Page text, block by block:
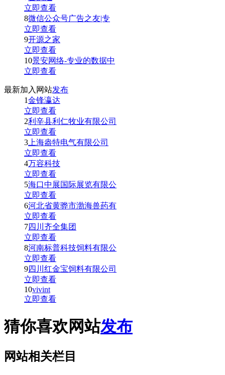
立即查看
8微信公众号广告之友|专
立即查看
9开源之家
立即查看
10景安网络-专业的数据中
立即查看
最新加入网站发布
1金锋瀛达
立即查看
2利辛县利仁牧业有限公司
立即查看
3 上海盎特电气有限公司
立即查看
4万容科技
立即查看
5海口中展国际展览有限公
立即查看
6河北省黄骅市渤海兽药有
立即查看
7四川齐全集团
立即查看
8河南标普科技饲料有限公
立即查看
9四川红金宝饲料有限公司
立即查看
10vivint
立即查看
猜你喜欢网站发布
网站相关栏目